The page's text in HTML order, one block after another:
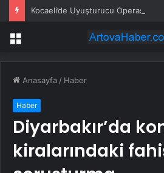
Menü
Anasayfa / Haber
Haber
Diyarbakır’da
kiralarındaki